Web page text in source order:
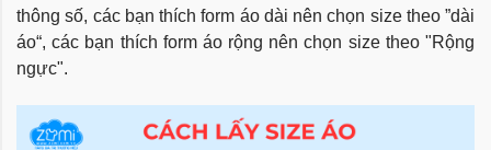
thông số, các bạn thích form áo dài nên chọn size theo ”dài
áo“, các bạn thích form áo rộng nên chọn size theo "Rộng
ngực".